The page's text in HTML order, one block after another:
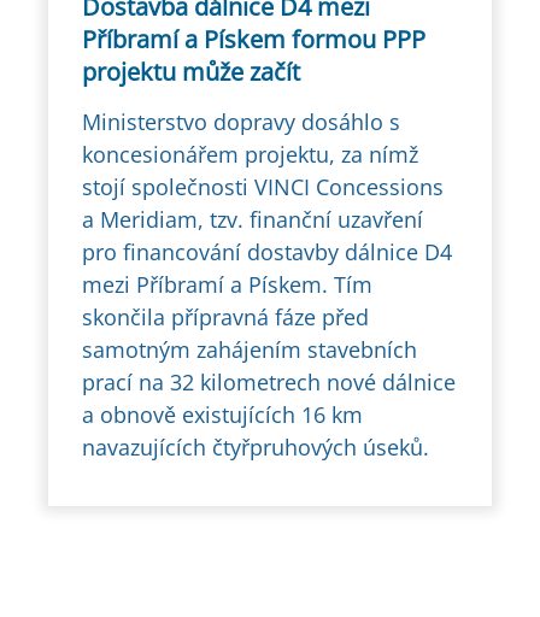
Příbramí a Pískem formou PPP
projektu může začít
Ministerstvo dopravy dosáhlo s
koncesionářem projektu, za nímž
stojí společnosti VINCI Concessions
a Meridiam, tzv. finanční uzavření
pro financování dostavby dálnice D4
mezi Příbramí a Pískem. Tím
skončila přípravná fáze před
samotným zahájením stavebních
prací na 32 kilometrech nové dálnice
a obnově existujících 16 km
navazujících čtyřpruhových úseků.